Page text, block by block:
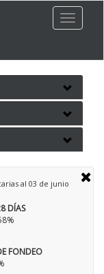
Toggle
al 03 de junio
DÍAS
FONDEO